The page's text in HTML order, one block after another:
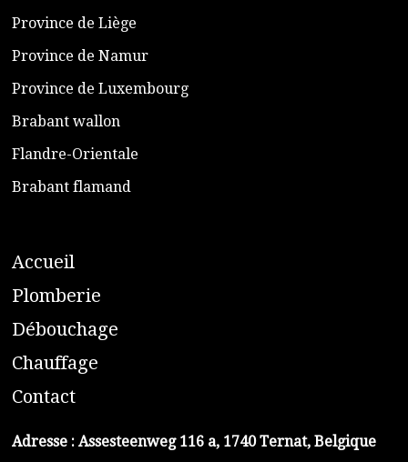
Province de Liège
​Province de Namur
​Province de Luxembourg
​Brabant wallon
​Flandre-Orientale
​Brabant flamand
Accueil
​Plomberie
Débouchage
Chauffage
Contact
Adresse : Assesteenweg 116 a, 1740 Ternat, Belgique